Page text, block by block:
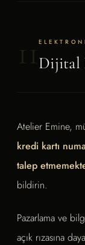
11Dijital
Atelier Emine,
kredi kartı
talep
bildirin.
Pazarlama ve
açık rızasına